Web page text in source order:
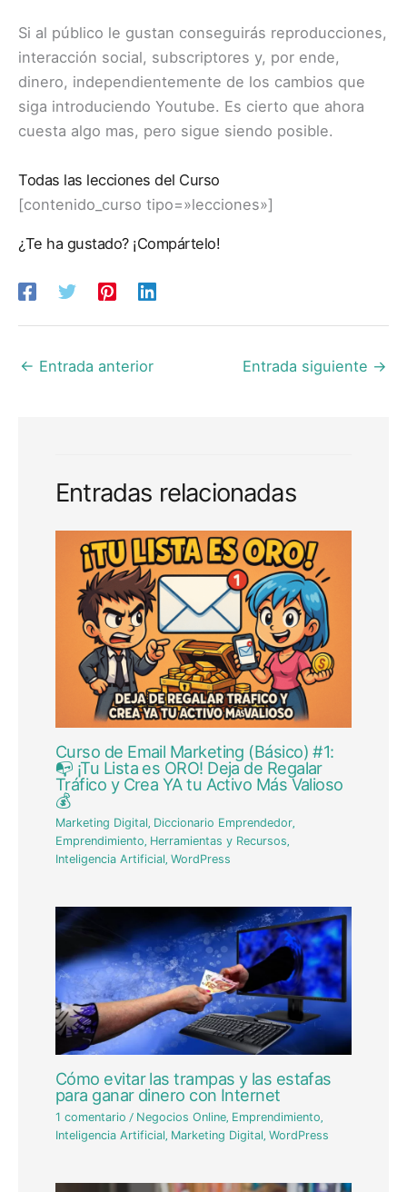
Si al público le gustan conseguirás reproducciones,
interacción social, subscriptores y, por ende,
dinero, independientemente de los cambios que
siga introduciendo Youtube. Es cierto que ahora
cuesta algo mas, pero sigue siendo posible.
Todas las lecciones del Curso
[contenido_curso tipo=»lecciones»]
¿Te ha gustado? ¡Compártelo!
← Entrada anterior Entrada siguiente →
Entradas relacionadas
Curso de Email Marketing (Básico) #1:
📭 ¡Tu Lista es ORO! Deja de Regalar
Tráfico y Crea YA tu Activo Más Valioso
💰
Marketing Digital, Diccionario Emprendedor,
Emprendimiento, Herramientas y Recursos,
Inteligencia Artificial,WordPress
Cómo evitar las trampas y las estafas
para ganar dinero con Internet
1 comentario / Negocios Online, Emprendimiento,
Inteligencia Artificial, Marketing Digital,WordPress